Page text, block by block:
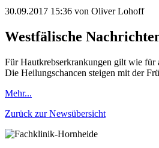
30.09.2017 15:36 von Oliver Lohoff
Westfälische
Für Hautkrebserkrankungen gilt wie für
Die Heilungschancen steigen mit der
Mehr...
Zurück zur Newsübersicht